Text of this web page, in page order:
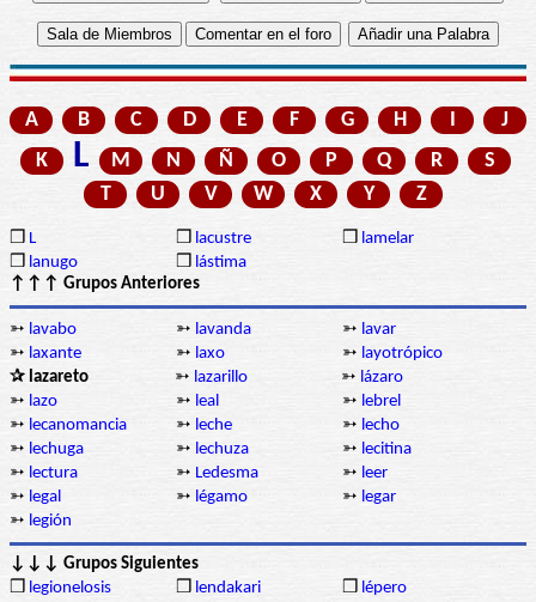
A B C D E F G H I
J
K
L M N Ñ O P Q R
S
T
U V W X Y Z
❒ L ❒ lacustre ❒ lamelar
❒ lanugo ❒ lástima
↑↑↑ Grupos Anteriores
➳ lavabo ➳ lavanda ➳ lavar
➳ laxante ➳ laxo ➳ layotrópico
✰ lazareto
➳ lazarillo ➳ lázaro
➳ lazo ➳ leal ➳ lebrel
➳ lecanomancia ➳ leche ➳ lecho
➳ lechuga ➳ lechuza ➳ lecitina
➳ lectura ➳ Ledesma ➳ leer
➳ legal ➳ légamo ➳ legar
➳ legión
↓↓↓ Grupos Siguientes
❒ legionelosis ❒ lendakari ❒ lépero